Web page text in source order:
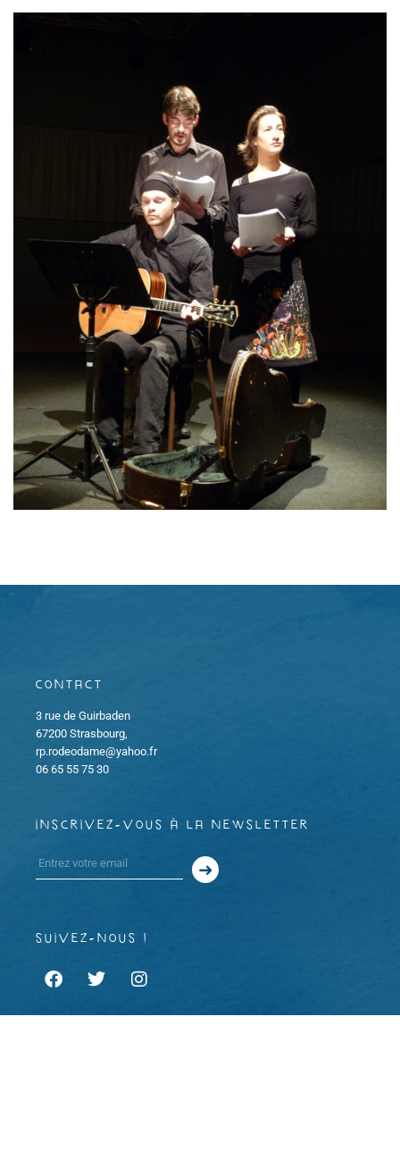
Contact
3 rue de Guirbaden
67200 Strasbourg,
rp.rodeodame@yahoo.fr
06 65 55 75 30
inscrivez-vous à la newsletter
suivez-nous !